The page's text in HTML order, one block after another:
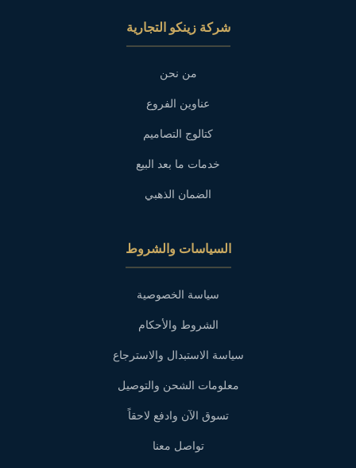
شركة زينكو التجارية
من نحن
عناوين الفروع
كتالوج التصاميم
خدمات ما بعد البيع
الضمان الذهبي
السياسات والشروط
سياسة الخصوصية
الشروط والأحكام
سياسة الاستبدال والاسترجاع
معلومات الشحن والتوصيل
تسوق الآن وادفع لاحقاً
تواصل معنا